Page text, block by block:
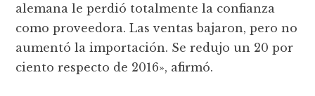
alemana le perdió totalmente la confianza
como proveedora. Las ventas bajaron, pero no
aumentó la importación. Se redujo un 20 por
ciento respecto de 2016», afirmó.